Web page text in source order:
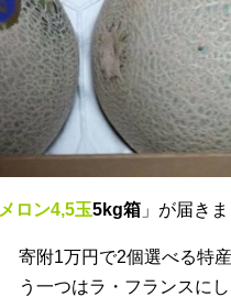
メロン4,5玉5kg箱 」が届きま
寄附1万円で2個選べる特
う一つはラ・フランスにし